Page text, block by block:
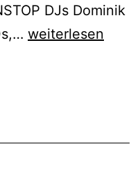
DJs Dominik
90er
weiterlesen